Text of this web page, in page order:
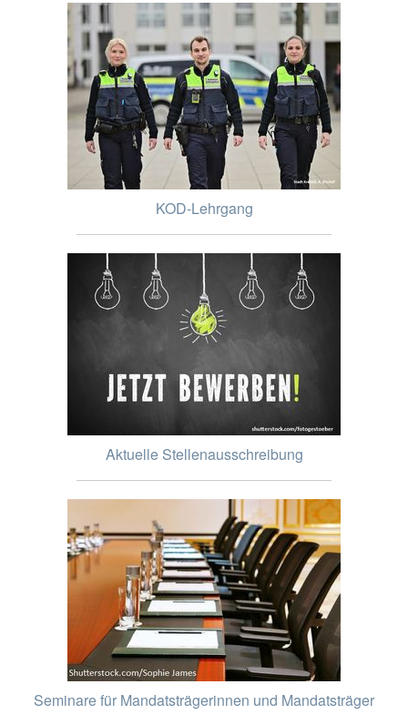
KOD-Lehrgang
Aktuelle Stellenausschreibung
Seminare für Mandatsträgerinnen und Mandatsträger